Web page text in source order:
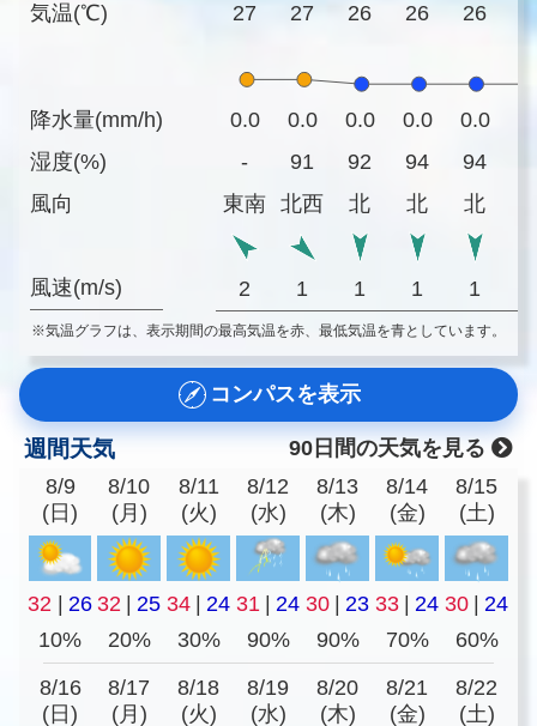
気温(℃)
降水量(mm/h)
湿度(%)
風向
風速(m/s)
27 27 26 26 26
0.0 0.0 0.0 0.0 0.0
-
91 92 94 94
東南
北西 北 北 北
2 1 1 1 1
※気温グラフは、表示期間の最高気温を赤、最低気温を青としています。
コンパスを表示
週間天気
90日間の天気を見る
8/9
(日)
8/10
(月)
8/11
(火)
8/12
(水)
8/13
(木)
8/14
(金)
8/15
(土)
32 | 26 32 | 25 34 | 24 31 | 24 30 | 23 33 | 24 30 | 24
10%
20% 30% 90% 90% 70% 60%
8/16
(日)
8/17
(月)
8/18
(火)
8/19
(水)
8/20
(木)
8/21
(金)
8/22
(土)